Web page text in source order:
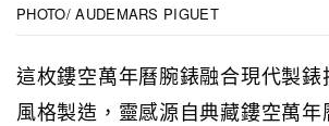
PHOTO/ AUDEMARS PIGUET
這枚鏤空萬年曆腕錶融合現代製
風格製造，靈感源自典藏鏤空萬